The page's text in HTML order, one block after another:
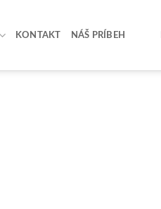
KONTAKT NÁŠ PRÍBEH